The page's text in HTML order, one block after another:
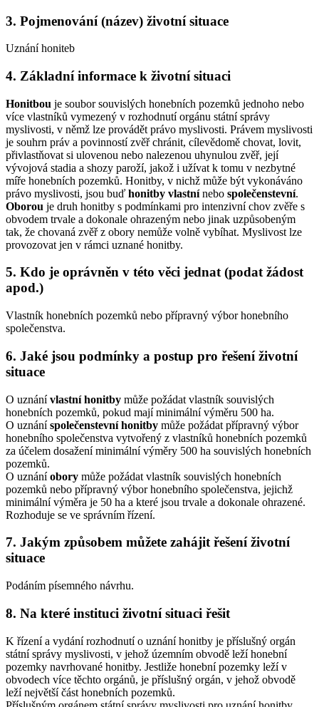
3. Pojmenování (název) životní situace
Uznání honiteb
4. Základní informace k životní situaci
Honitbou je soubor souvislých honebních pozemků jednoho nebo
více vlastníků vymezený v rozhodnutí orgánu státní správy
myslivosti, v němž lze provádět právo myslivosti. Právem myslivosti
je souhrn práv a povinností zvěř chránit, cílevědomě chovat, lovit,
přivlastňovat si ulovenou nebo nalezenou uhynulou zvěř, její
vývojová stadia a shozy paroží, jakož i užívat k tomu v nezbytné
míře honebních pozemků. Honitby, v nichž může být vykonáváno
právo myslivosti, jsou buď honitby vlastnínebo společenstevní.
Oborou je druh honitby s podmínkami pro intenzivní chov zvěře s
obvodem trvale a dokonale ohrazeným nebo jinak uzpůsobeným
tak, že chovaná zvěř z obory nemůže volně vybíhat. Myslivost lze
provozovat jen v rámci uznané honitby.
5. Kdo je oprávněn v této věci jednat (podat žádost
apod.)
Vlastník honebních pozemků nebo přípravný výbor honebního
společenstva.
6. Jaké jsou podmínky a postup pro řešení životní
situace
O uznánívlastní honitby může požádat vlastník souvislých
honebních pozemků, pokud mají minimální výměru 500 ha.
O uznáníspolečenstevní honitby může požádat přípravný výbor
honebního společenstva vytvořený z vlastníků honebních pozemků
za účelem dosažení minimální výměry 500 ha souvislých honebních
pozemků.
O uznáníobory může požádat vlastník souvislých honebních
pozemků nebo přípravný výbor honebního společenstva, jejichž
minimální výměra je 50 ha a které jsou trvale a dokonale ohrazené.
Rozhoduje se ve správním řízení.
7. Jakým způsobem můžete zahájit řešení životní
situace
Podáním písemného návrhu.
8. Na které instituci životní situaci řešit
K řízení a vydání rozhodnutí o uznání honitby je příslušný orgán
státní správy myslivosti, v jehož územním obvodě leží honební
pozemky navrhované honitby. Jestliže honební pozemky leží v
obvodech více těchto orgánů, je příslušný orgán, v jehož obvodě
leží největší část honebních pozemků.